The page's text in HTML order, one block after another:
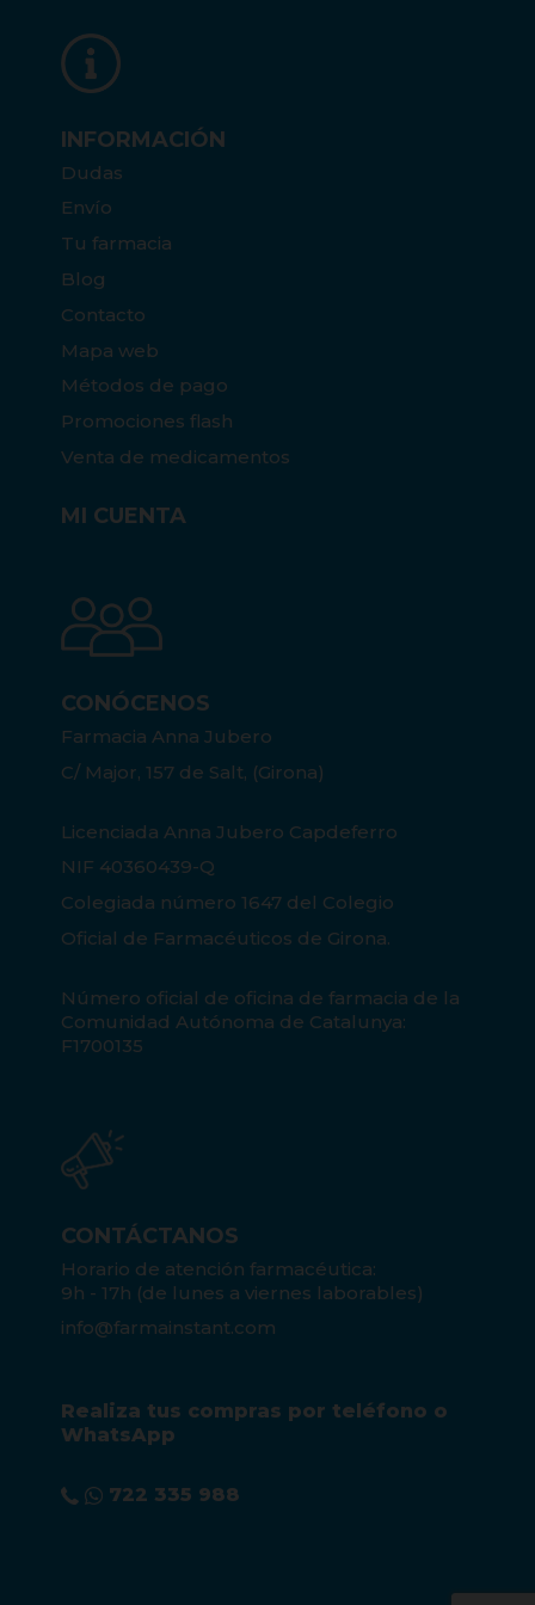
INFORMACIÓN
Dudas
Envío
Tu farmacia
Blog
Contacto
Mapa web
Métodos de pago
Promociones flash
Venta de medicamentos
MI CUENTA
CONÓCENOS
Farmacia Anna Jubero
C/ Major, 157 de Salt, (Girona)
Licenciada Anna Jubero Capdeferro
NIF 40360439-Q
Colegiada número 1647 del Colegio
Oficial de Farmacéuticos de Girona.
Número oficial de oficina de farmacia de la
Comunidad Autónoma de Catalunya:
F1700135
CONTÁCTANOS
Horario de atención farmacéutica:
9h - 17h (de lunes a viernes laborables)
info@farmainstant.com
Realiza tus compras por teléfono o
WhatsApp
722 335 988